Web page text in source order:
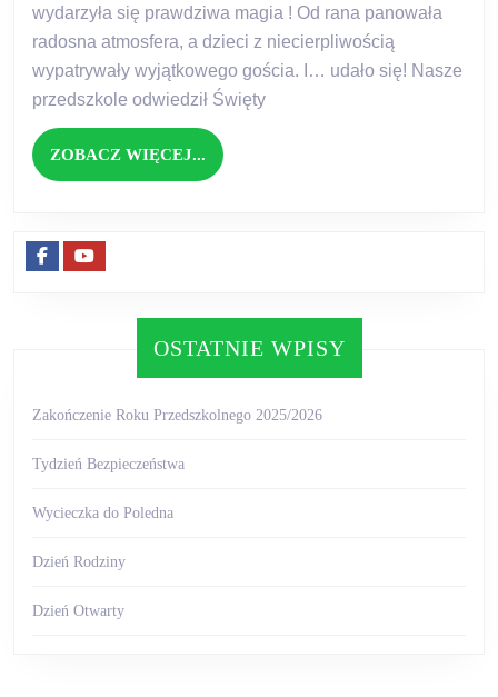
wydarzyła się prawdziwa magia ! Od rana panowała
radosna atmosfera, a dzieci z niecierpliwością
wypatrywały wyjątkowego gościa. I… udało się! Nasze
przedszkole odwiedził Święty
ZOBACZ WIĘCEJ... ZOBACZ
WIĘCEJ...
FacebookYoutube
OSTATNIE WPISY
Zakończenie Roku Przedszkolnego 2025/2026
Tydzień Bezpieczeństwa
Wycieczka do Poledna
Dzień Rodziny
Dzień Otwarty